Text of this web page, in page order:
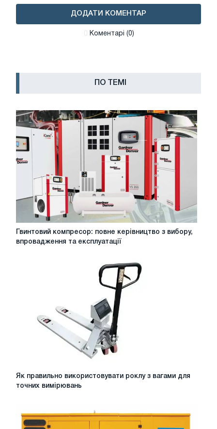
ДОДАТИ КОМЕНТАР
Коментарі (0)
ПО ТЕМІ
Гвинтовий
експлуатації
Гвинтовий компресор: повне керівництво з вибору,
впровадження та експлуатації
Як
вагами
Як правильно використовувати роклу з вагами для
точних вимірювань